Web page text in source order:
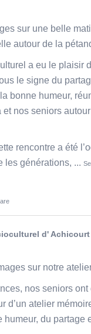
sur une belle
autour de la
a eu le plaisir
le signe du
bonne humeur,
et nos seniors
rencontre a été
les générations, ...
d' Achicourt
sur notre
nos seniors
d’un atelier
humeur, du partage